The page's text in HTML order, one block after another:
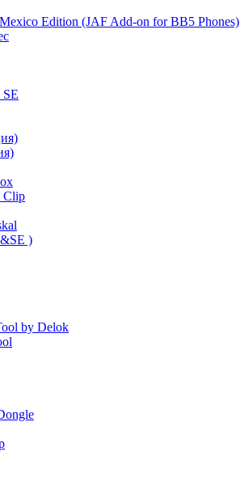
Edition (JAF Add-on for BB5 Phones)
SE
Clip
)
by Delok